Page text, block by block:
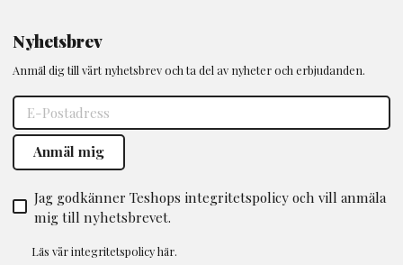
Nyhetsbrev
Anmäl dig till vårt nyhetsbrev och ta del av nyheter och erbjudanden.
Jag godkänner Teshops integritetspolicy och vill anmäla
mig till nyhetsbrevet.
Läs vårintegritetspolicyhär.